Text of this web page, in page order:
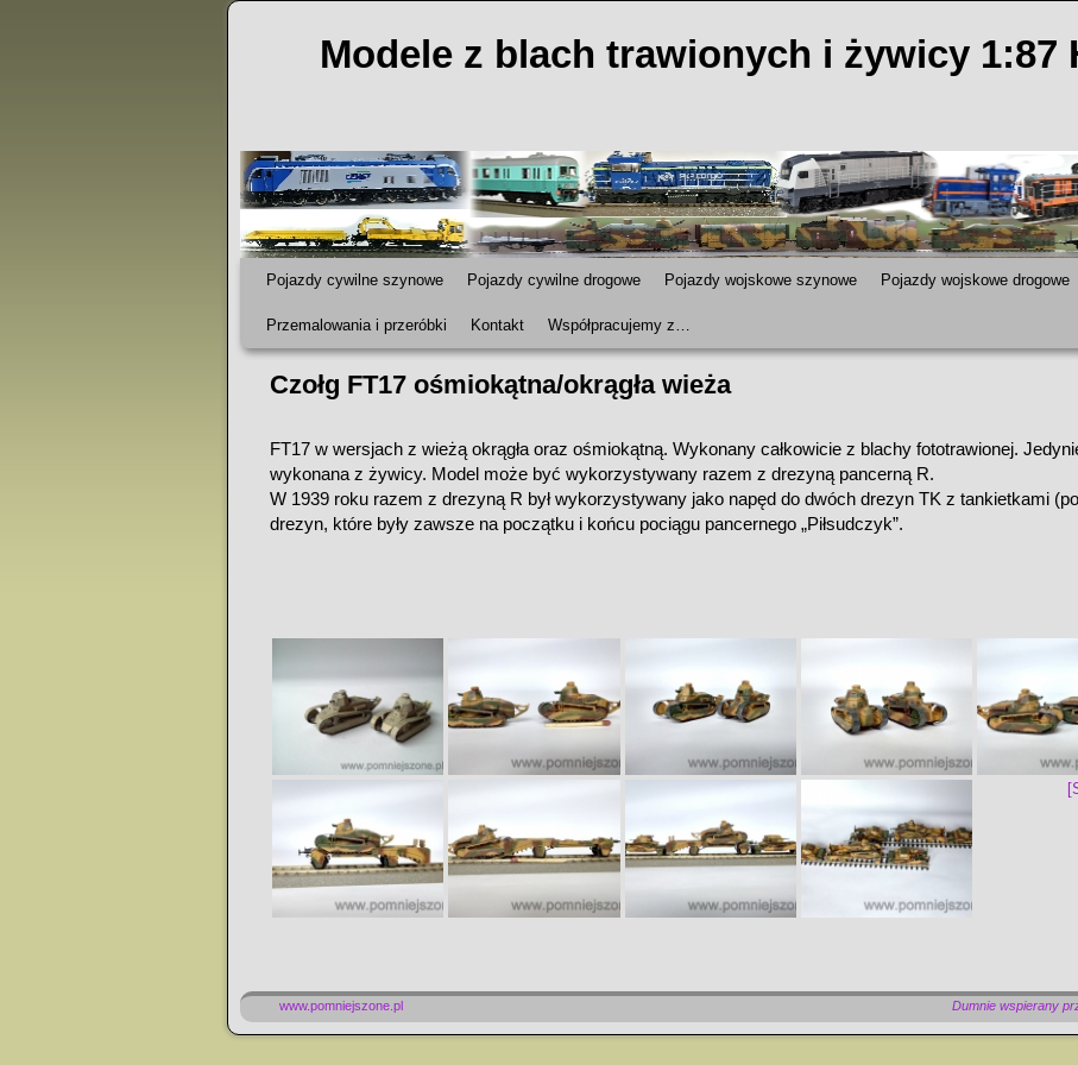
Modele z blach trawionych i żywicy 1:87
Pojazdy cywilne szynowe Pojazdy cywilne drogowe Pojazdy wojskowe szynowe Pojazdy wojskowe drogowe
Przemalowania i przeróbki Kontakt Współpracujemy z…
Czołg FT17 ośmiokątna/okrągła wieża
FT17 w wersjach z wieżą okrągła oraz ośmiokątną. Wykonany całkowicie z blachy fototrawionej.
wykonana z żywicy. Model może być wykorzystywany razem z drezyną pancerną R.
W 1939 roku razem z drezyną R był wykorzystywany jako napęd do dwóch drezyn TK z tankietkami
drezyn, które były zawsze na początku i końcu pociągu pancernego „Piłsudczyk”.
www.pomniejszone.pl Dumnie wspierany